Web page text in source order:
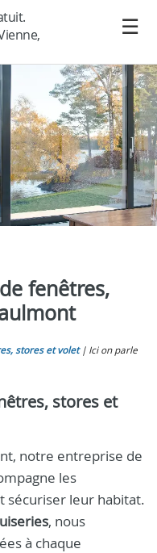
fenêtres,
stores et volet
Ici on parle
stores et
notre entreprise de
les
sécuriser leur habitat.
, nous
à chaque